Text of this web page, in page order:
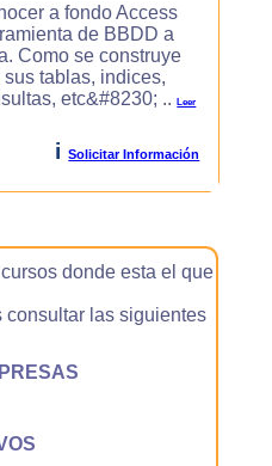
a fondo Access
de BBDD a
Como se construye
tablas, indices,
etc&#8230; ..Leer
i Solicitar Información
donde esta el que
las siguientes